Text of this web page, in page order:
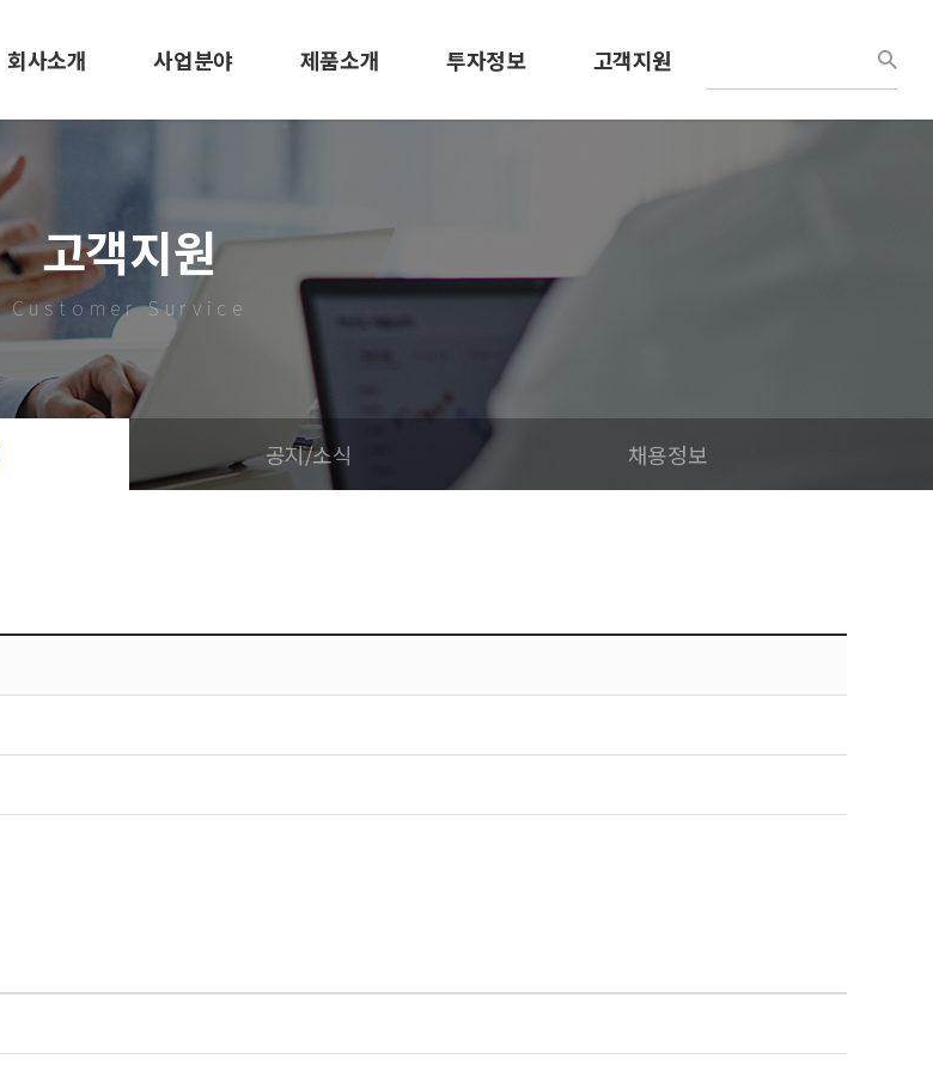
회사소개
CEO인사말
사훈 및 미션
회사연혁
조직도
특허 및 인증서
오시는길
사업분야
LED 조명
제품소개
바닥신호등
사출/금형
도로표지병
투자정보
공고
내부정보관리규정
고객지원
Customer Survice
고객지원
공지/소식 채용정보